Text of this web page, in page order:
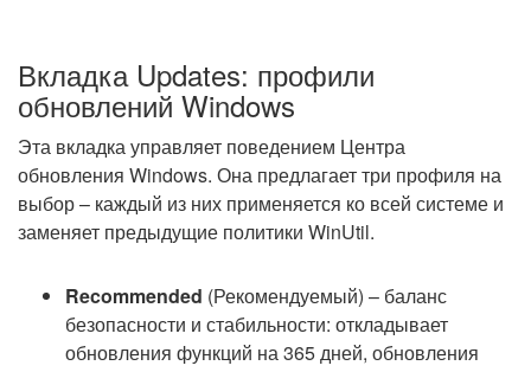
Вкладка Updates: профили
обновлений Windows
Эта вкладка управляет поведением Центра
обновления Windows. Она предлагает три профиля на
выбор – каждый из них применяется ко всей системе и
заменяет предыдущие политики WinUtil.
Recommended (Рекомендуемый) – баланс
безопасности и стабильности: откладывает
обновления функций на 365 дней, обновления